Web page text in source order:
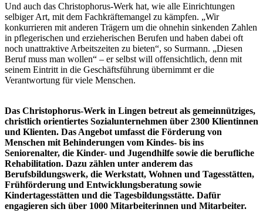
Und auch das Christophorus-Werk hat, wie alle Einrichtungen
selbiger Art, mit dem Fachkräftemangel zu kämpfen. „Wir
konkurrieren mit anderen Trägern um die ohnehin sinkenden Zahlen
in pflegerischen und erzieherischen Berufen und haben dabei oft
noch unattraktive Arbeitszeiten zu bieten“, so Surmann. „Diesen
Beruf muss man wollen“ – er selbst will offensichtlich, denn mit
seinem Eintritt in die Geschäftsführung übernimmt er die
Verantwortung für viele Menschen.
Das Christophorus-Werk in Lingen betreut als gemeinnütziges,
christlich orientiertes Sozialunternehmen über 2300 Klientinnen
und Klienten. Das Angebot umfasst die Förderung von
Menschen mit Behinderungen vom Kindes- bis ins
Seniorenalter, die Kinder- und Jugendhilfe sowie die berufliche
Rehabilitation. Dazu zählen unter anderem das
Berufsbildungswerk, die Werkstatt, Wohnen und Tagesstätten,
Frühförderung und Entwicklungsberatung sowie
Kindertagesstätten und die Tagesbildungsstätte. Dafür
engagieren sich über 1000 Mitarbeiterinnen und Mitarbeiter.